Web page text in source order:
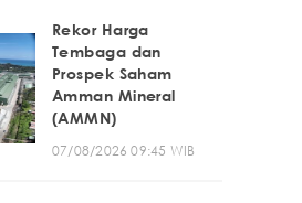
Rekor Harga
Tembaga dan
Prospek Saham
Amman Mineral
(AMMN)
07/08/2026 09:45 WIB